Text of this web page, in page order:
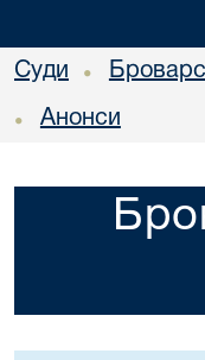
Суди •
• Анонси